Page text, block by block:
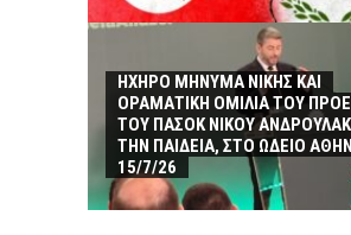
ΗΧΗΡΟ ΜΗΝΥΜΑ ΝΙΚΗΣ ΚΑΙ
ΟΡΑΜΑΤΙΚΗ ΟΜΙΛΙΑ ΤΟΥ
ΤΟΥ ΠΑΣΟΚ ΝΙΚΟΥ
ΤΗΝ ΠΑΙΔΕΙΑ, ΣΤΟ ΩΔΕΙΟ
15/7/26